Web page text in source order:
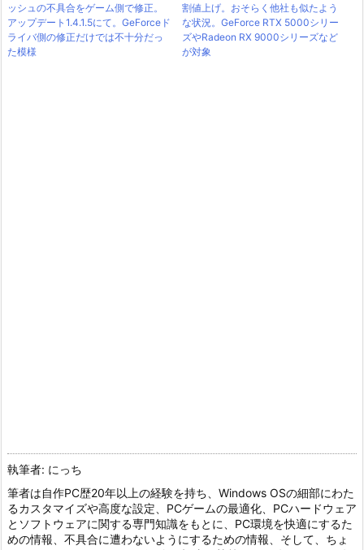
ッシュの不具合をゲーム側で修正。
アップデート1.4.1.5にて。GeForceド
ライバ側の修正だけでは不十分だっ
た模様
割値上げ。おそらく他社も似たよう
な状況。GeForce RTX 5000シリー
ズやRadeon RX 9000シリーズなど
が対象
執筆者: にっち
筆者は自作PC歴20年以上の経験を持ち、Windows OSの細部にわた
るカスタマイズや高度な設定、PCゲームの最適化、PCハードウェア
とソフトウェアに関する専門知識をもとに、PC環境を快適にするた
めの情報、不具合に遭わないようにするための情報、そして、ちょ